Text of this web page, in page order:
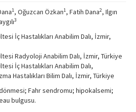
1, Oğuzcan Özkan1, Fatih Dana2, Ilgın
3
İç Hastalıkları Anabilim Dalı, İzmir,
Radyoloji Anabilim Dalı, İzmir, Türkiye
İç Hastalıkları Anabilim Dalı,
Hastalıkları Bilim Dalı, İzmir, Türkiye
Fahr sendromu; hipokalsemi;
bulgusu.